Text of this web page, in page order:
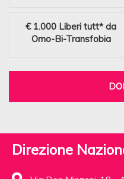
€ 1.000 Liberi tutt* da
Omo-Bi-Transfobia
Direzione